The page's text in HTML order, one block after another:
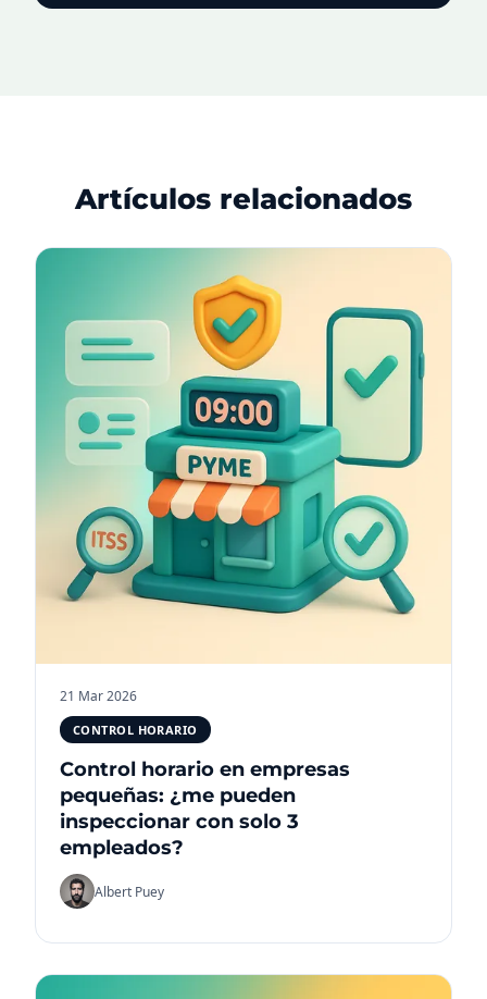
Artículos relacionados
21 Mar 2026
CONTROL HORARIO
Control horario en empresas
pequeñas: ¿me pueden
inspeccionar con solo 3
empleados?
Albert Puey